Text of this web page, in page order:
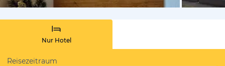
Nur Hotel
Reisezeitraum